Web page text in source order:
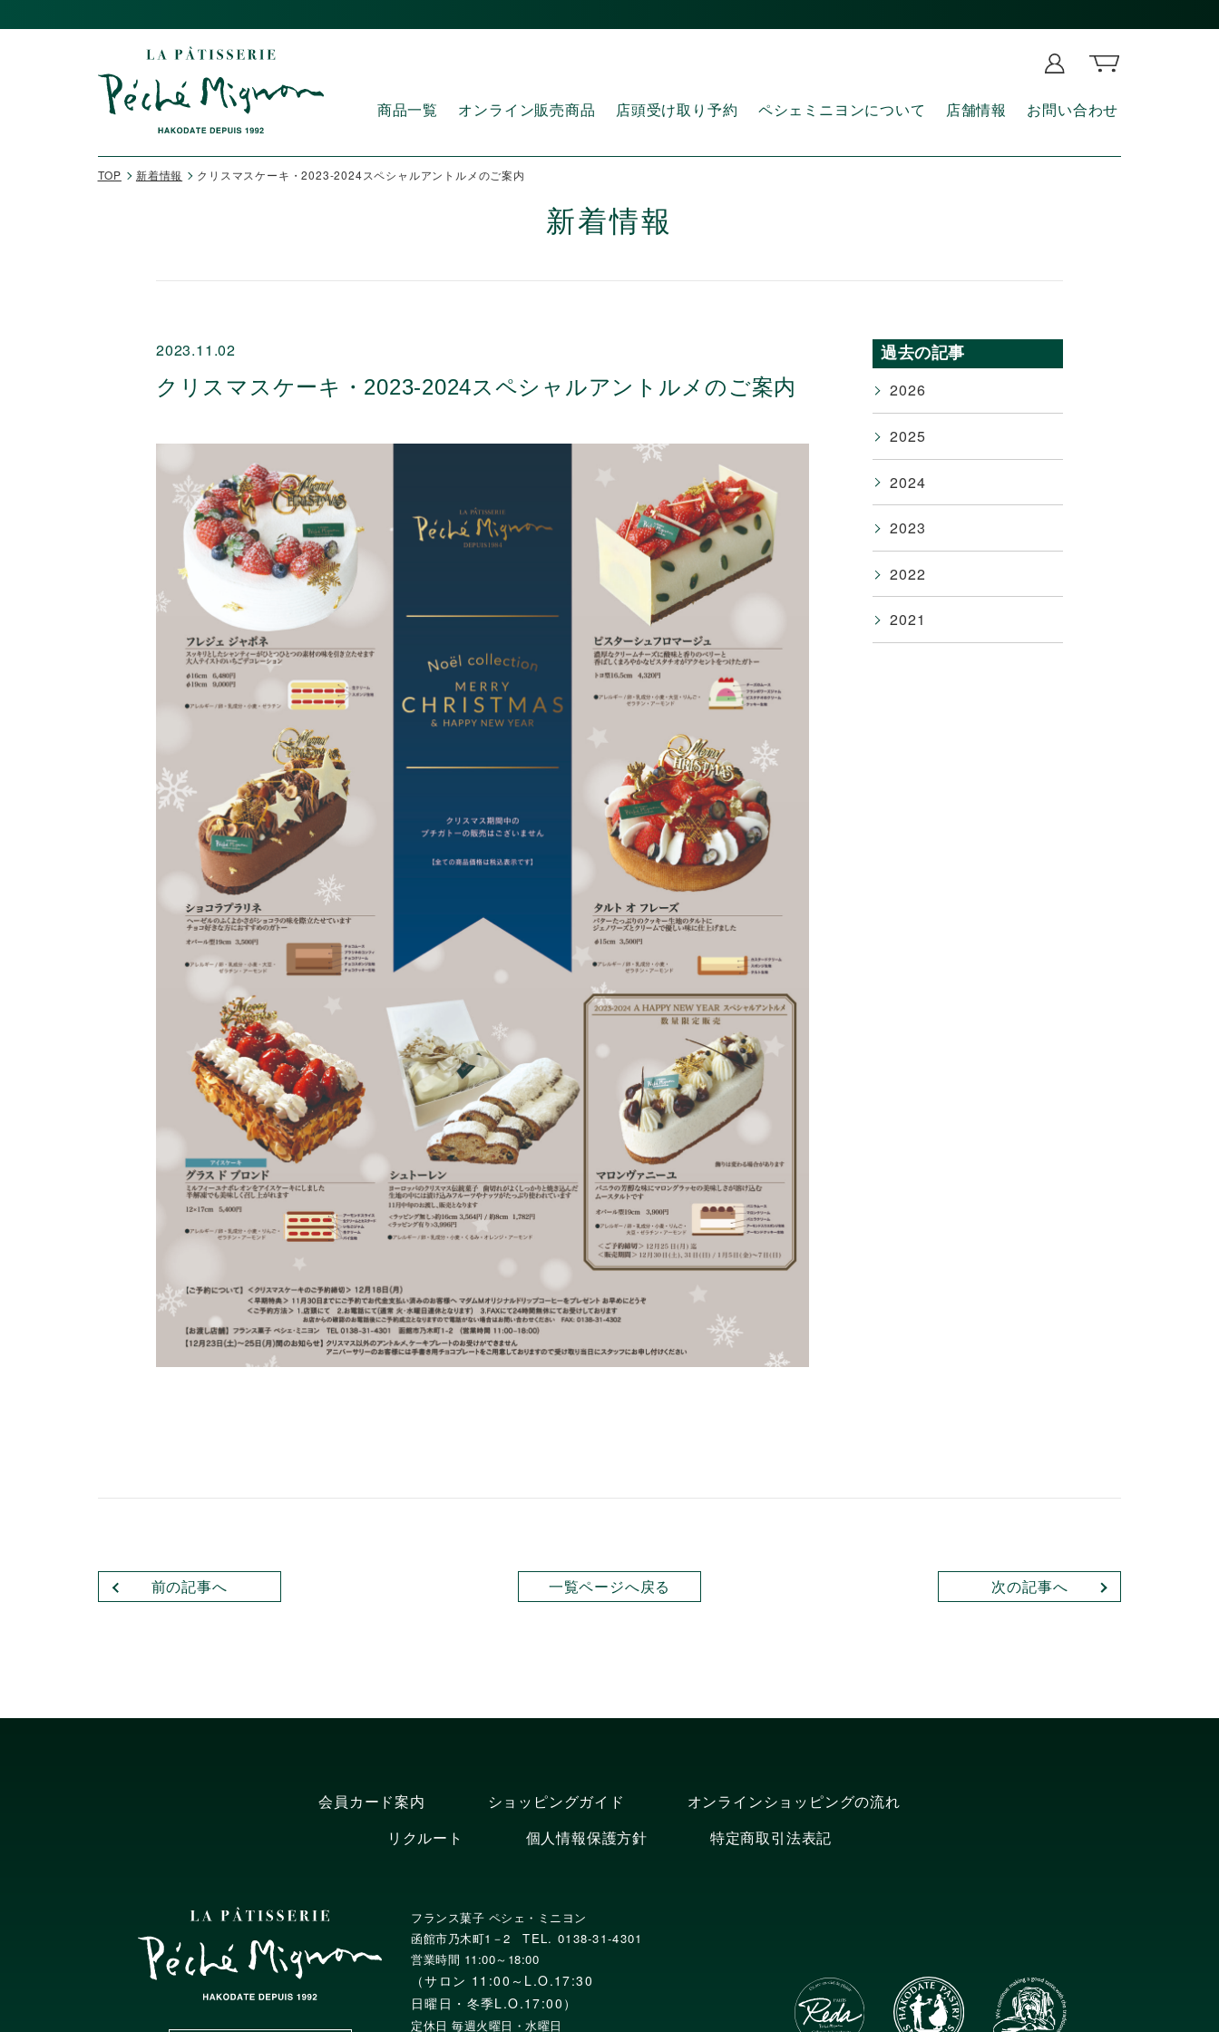
商品一覧 オンライン販売商品 店頭受け取り予約 ペシェミニヨンについて 店舗情報 お問い合わせ
TOP 新着情報 クリスマスケーキ・2023-2024スペシャルアントルメのご案内
新着情報
2023.11.02
クリスマスケーキ・2023-2024スペシャルアントルメのご案内
過去の記事
2026
2025
2024
2023
2022
2021
前の記事へ 一覧ページへ戻る 次の記事へ
会員カード案内 ショッピングガイド
オンラインショッピングの流れ
リクルート
個人情報保護方針 特定商取引法表記
フランス菓子 ペシェ・ミニヨン
函館市乃木町1－2TEL. 0138-31-4301
営業時間 11:00～18:00
（サロン 11:00～L.O.17:30
日曜日・冬季L.O.17:00）
定休日 毎週火曜日・水曜日